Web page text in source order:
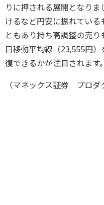
りに押される展開となり
けるなど円安に振れてい
ともあり持ち高調整の売
日移動平均線（23,555円
復できるかが注目されます。
（マネックス証券 プロダ